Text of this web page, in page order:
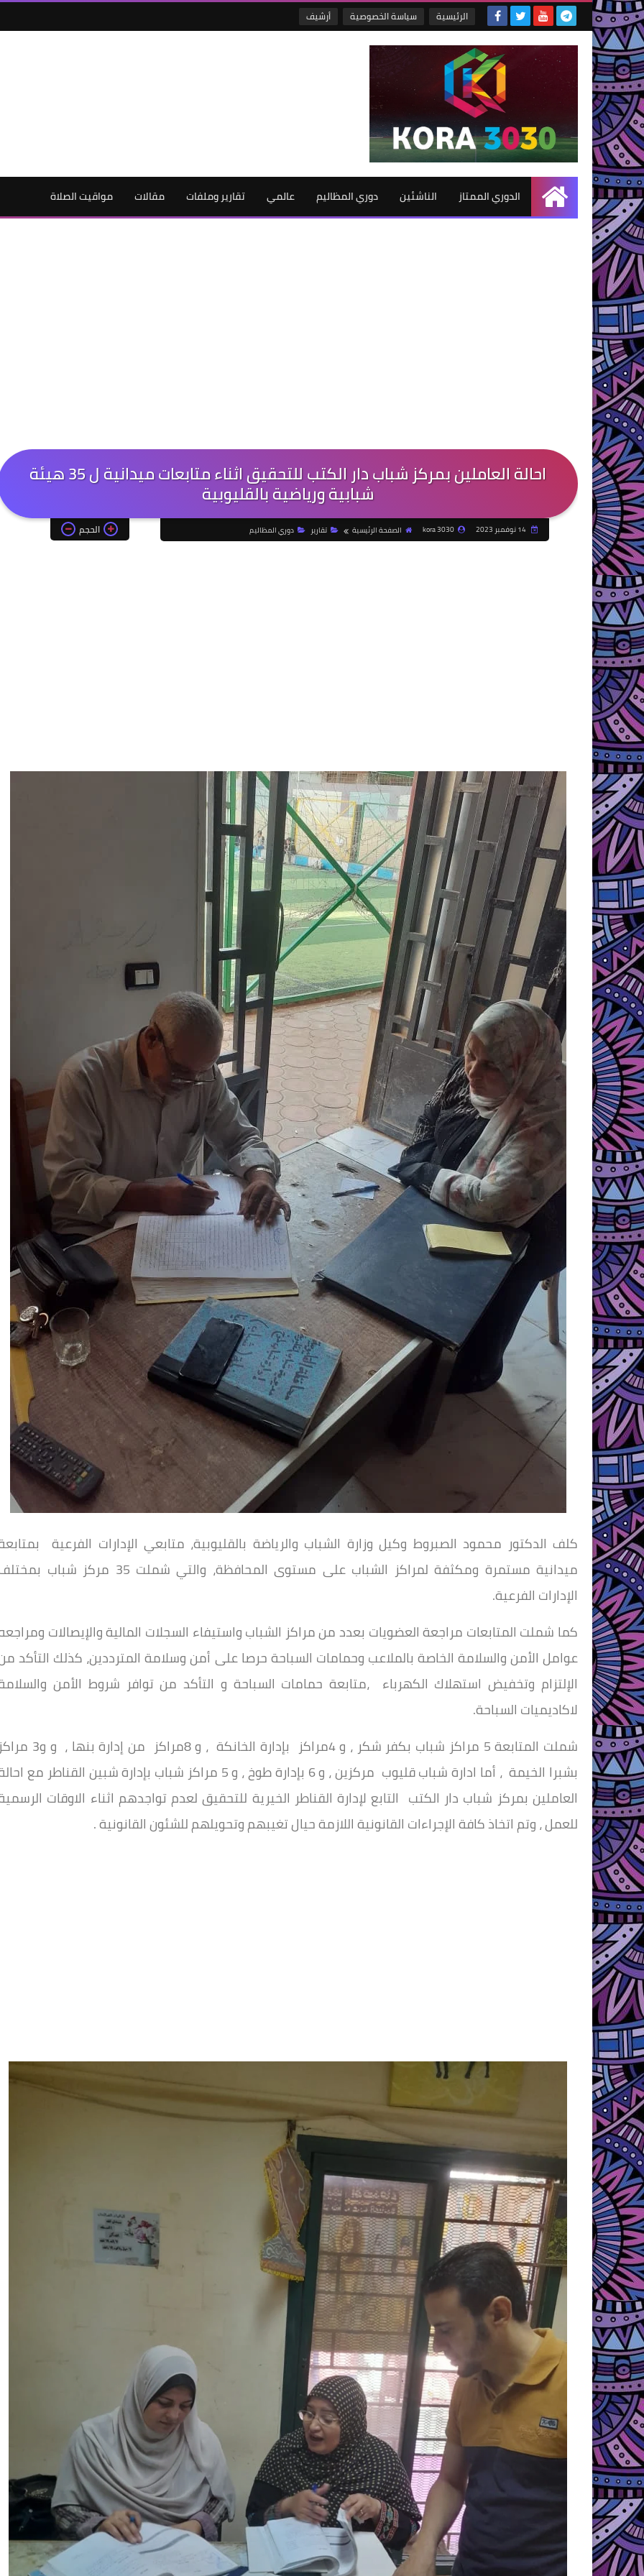
الرئيسية سياسة الخصوصية أرشيف
الرئيسية
الدوري الممتاز الناشئين دوري المظاليم عالمي تقارير وملفات مقالات مواقيت الصلاة
احالة العاملين بمركز شباب دار الكتب للتحقيق اثناء متابعات ميدانية ل 35 هيئة
شبابية ورياضية بالقليوبية
14 نوفمبر 2023 kora 3030 الصفحة الرئيسية تقارير دوري المظاليم الحجم
كلف الدكتور محمود الصبروط وكيل وزارة الشباب والرياضة بالقليوبية، متابعي الإدارات الفرعية
ميدانية مستمرة ومكثفة لمراكز الشباب على مستوى المحافظة، والتي شملت 35 مركز شباب
الإدارات الفرعية.
كما شملت المتابعات مراجعة العضويات بعدد من مراكز الشباب واستيفاء السجلات المالية والإيصالات
عوامل الأمن والسلامة الخاصة بالملاعب وحمامات السباحة حرصا على أمن وسلامة المترددين، كذلك التأكد
الإلتزام وتخفيض استهلاك الكهرباء ،متابعة حمامات السباحة و التأكد من توافر شروط الأمن
لاكاديميات السباحة.
شملت المتابعة 5 مراكز شباب بكفر شكر ، و 4مراكز بإدارة الخانكة ، و 8مراكز من
بشبرا الخيمة ، أما ادارة شباب قليوب مركزين ، و 6 بإدارة طوخ ، و 5 مراكز شباب بإدارة شبين القناطر مع
العاملين بمركز شباب دار الكتب التابع لإدارة القناطر الخيرية للتحقيق لعدم تواجدهم اثناء الاوقات
للعمل ، وتم اتخاذ كافة الإجراءات القانونية اللازمة حيال تغيبهم وتحويلهم للشئون القانونية .